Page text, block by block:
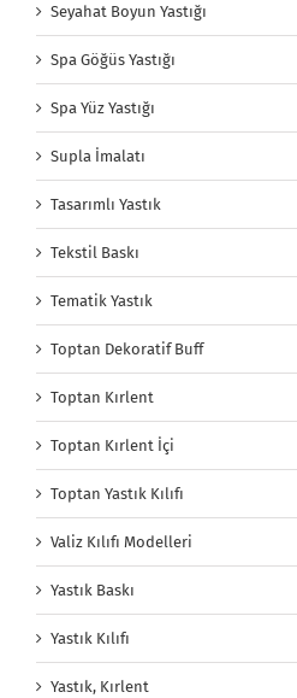
Seyahat Boyun Yastığı
Spa Göğüs Yastığı
Spa Yüz Yastığı
Supla İmalatı
Tasarımlı Yastık
Tekstil Baskı
Tematik Yastık
Toptan Dekoratif Buff
Toptan Kırlent
Toptan Kırlent İçi
Toptan Yastık Kılıfı
Valiz Kılıfı Modelleri
Yastık Baskı
Yastık Kılıfı
Yastık, Kırlent